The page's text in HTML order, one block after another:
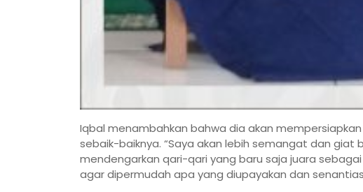
Iqbal menambahkan bahwa dia akan
sebaik-baiknya. “Saya akan lebih semangat dan giat
mendengarkan qari-qari yang baru saja juara
agar dipermudah apa yang diupayakan dan